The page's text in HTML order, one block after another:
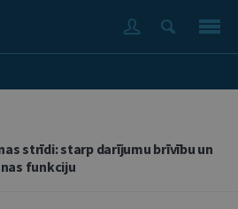
strīdi: starp darījumu brīvību un
funkciju